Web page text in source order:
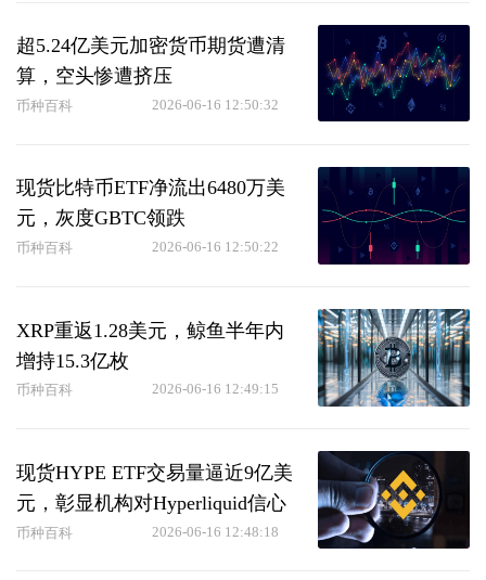
超5.24亿美元加密货币期货遭清
算，空头惨遭挤压
币种百科 2026-06-16 12:50:32
现货比特币ETF净流出6480万美
元，灰度GBTC领跌
币种百科 2026-06-16 12:50:22
XRP重返1.28美元，鲸鱼半年内
增持15.3亿枚
币种百科 2026-06-16 12:49:15
现货HYPE ETF交易量逼近9亿美
元，彰显机构对Hyperliquid信心
币种百科 2026-06-16 12:48:18